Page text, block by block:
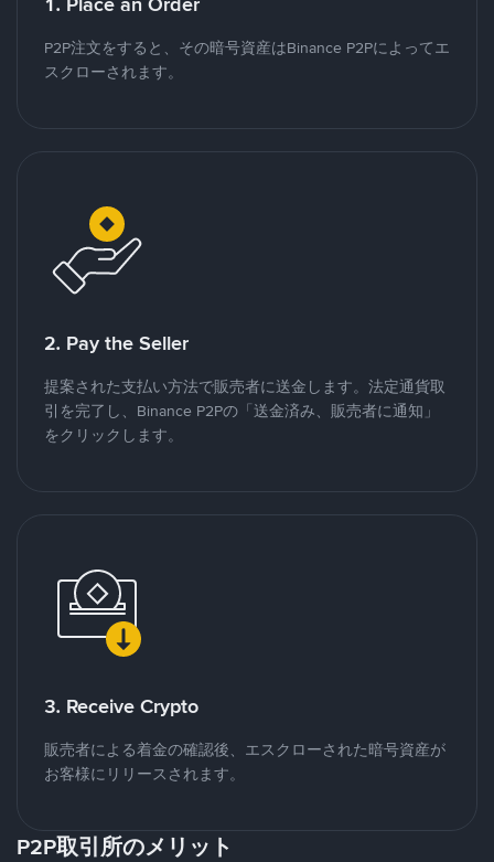
P2P注文をすると、その暗号資産はBinance P2Pによってエ
スクローされます。
2. Pay the Seller
提案された支払い方法で販売者に送金します。法定通貨取
引を完了し、Binance P2Pの「送金済み、販売者に通知」
をクリックします。
3. Receive Crypto
販売者による着金の確認後、エスクローされた暗号資産が
お客様にリリースされます。
P2P取引所のメリット